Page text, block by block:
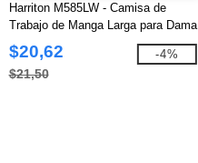
Harriton M585LW - Camisa de
Trabajo de Manga Larga para Dama
Advantage IL
$20,62
$21,50
-4%